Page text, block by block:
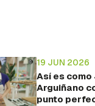
19 JUN 2026
Así es
Arguiñano
punto